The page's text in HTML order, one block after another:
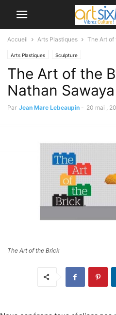
Accueil Arts Plastiques The Art of
Arts Plastiques Sculpture
The Art of the
Nathan Sawaya
Par Jean Marc Lebeaupin - 20 mai ,
The Art of the Brick